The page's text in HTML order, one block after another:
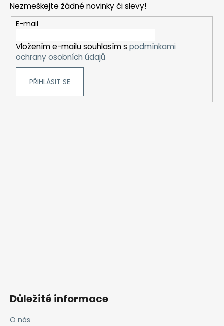
Nezmeškejte žádné novinky či slevy!
E-mail
Vložením e-mailu souhlasím s podmínkami
ochrany osobních údajů
PŘIHLÁSIT SE
Důležité informace
O nás